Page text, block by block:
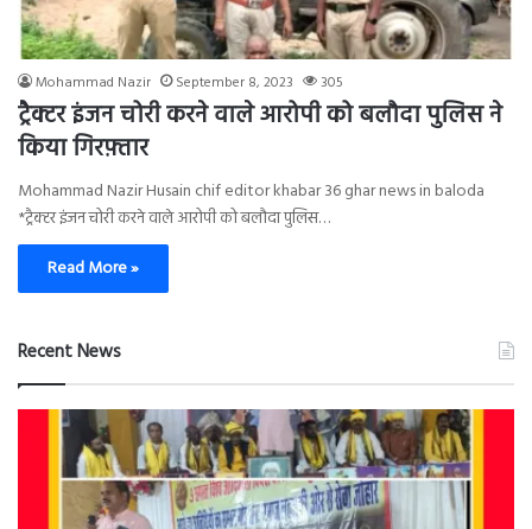
Mohammad Nazir September 8, 2023 305
ट्रैक्टर इंजन चोरी करने वाले आरोपी को बलौदा पुलिस ने
किया गिरफ़्तार
Mohammad Nazir Husain chif editor khabar 36 ghar news in baloda
*ट्रैक्टर इंजन चोरी करने वाले आरोपी को बलौदा पुलिस…
Read More »
Recent News